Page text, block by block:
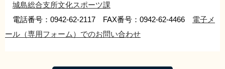
城島総合支所文化スポーツ課
電話番号：0942-62-2117 FAX番号：0942-62-4466 電子メ
ール（専用フォーム）でのお問い合わせ